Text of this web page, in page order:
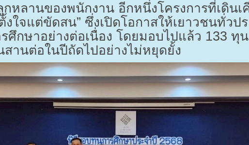
หลานของพนักงาน อีกหนึ่งโครงการที่เดินเ
ใจแต่ขัดสน” ซึ่งเปิดโอกาสให้เยาวชนทั่ว
ศึกษาอย่างต่อเนื่อง โดยมอบไปแล้ว 133 ทุ
านต่อในปีถัดไปอย่างไม่หยุดยั้ง